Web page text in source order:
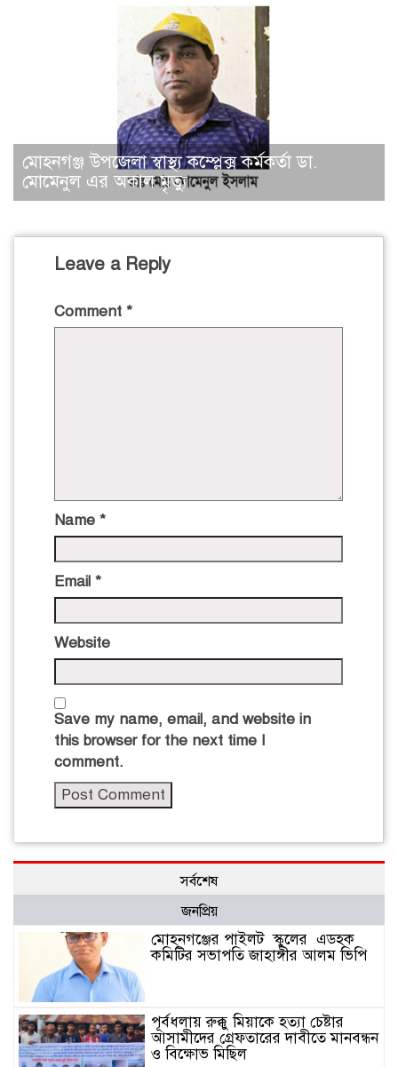
মোহনগঞ্জ উপজেলা স্বাস্থ্য কম্প্লেক্স কর্মকর্তা ডা.
মোমেনুল এর অকাল মৃত্যু
Leave a Reply
Comment *
Name *
Email *
Website
Save my name, email, and website in
this browser for the next time I
comment.
সর্বশেষ
জনপ্রিয়
মোহনগঞ্জের পাইলট স্কুলের এডহক
কমিটির সভাপতি জাহাঙ্গীর আলম ভিপি
পূর্বধলায় রুক্কু মিয়াকে হত্যা চেষ্টার
আসামীদের গ্রেফতারের দাবীতে মানবন্ধন
ও বিক্ষোভ মিছিল